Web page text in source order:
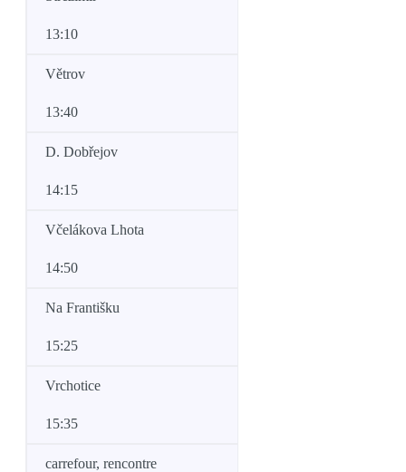
13:10
Větrov
13:40
D. Dobřejov
14:15
Včelákova Lhota
14:50
Na Františku
15:25
Vrchotice
15:35
carrefour, rencontre